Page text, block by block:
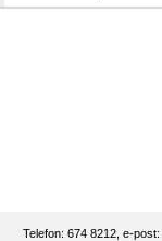
Telefon: 674 8212, e-post: